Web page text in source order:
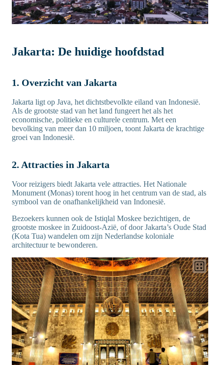
Jakarta: De huidige hoofdstad
1. Overzicht van Jakarta
Jakarta ligt op Java, het dichtstbevolkte eiland van Indonesië.
Als de grootste stad van het land fungeert het als het
economische, politieke en culturele centrum. Met een
bevolking van meer dan 10 miljoen, toont Jakarta de krachtige
groei van Indonesië.
2. Attracties in Jakarta
Voor reizigers biedt Jakarta vele attracties. Het Nationale
Monument (Monas) torent hoog in het centrum van de stad, als
symbool van de onafhankelijkheid van Indonesië.
Bezoekers kunnen ook de Istiqlal Moskee bezichtigen, de
grootste moskee in Zuidoost-Azië, of door Jakarta’s Oude Stad
(Kota Tua) wandelen om zijn Nederlandse koloniale
architectuur te bewonderen.